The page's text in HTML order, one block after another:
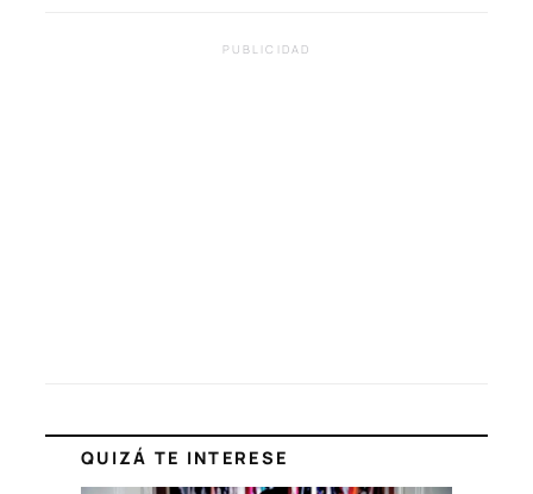
PUBLICIDAD
QUIZÁ TE INTERESE